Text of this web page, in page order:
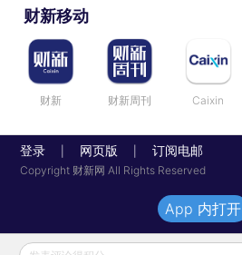
财新移动
财新 财新周刊 Caixin
登录 网页版 订阅电邮
Copyright 财新网 All Rights Reserved
App 内打开